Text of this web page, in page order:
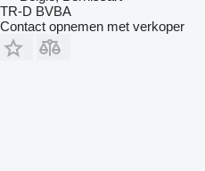
TR-D BVBA
Contact opnemen met verkoper